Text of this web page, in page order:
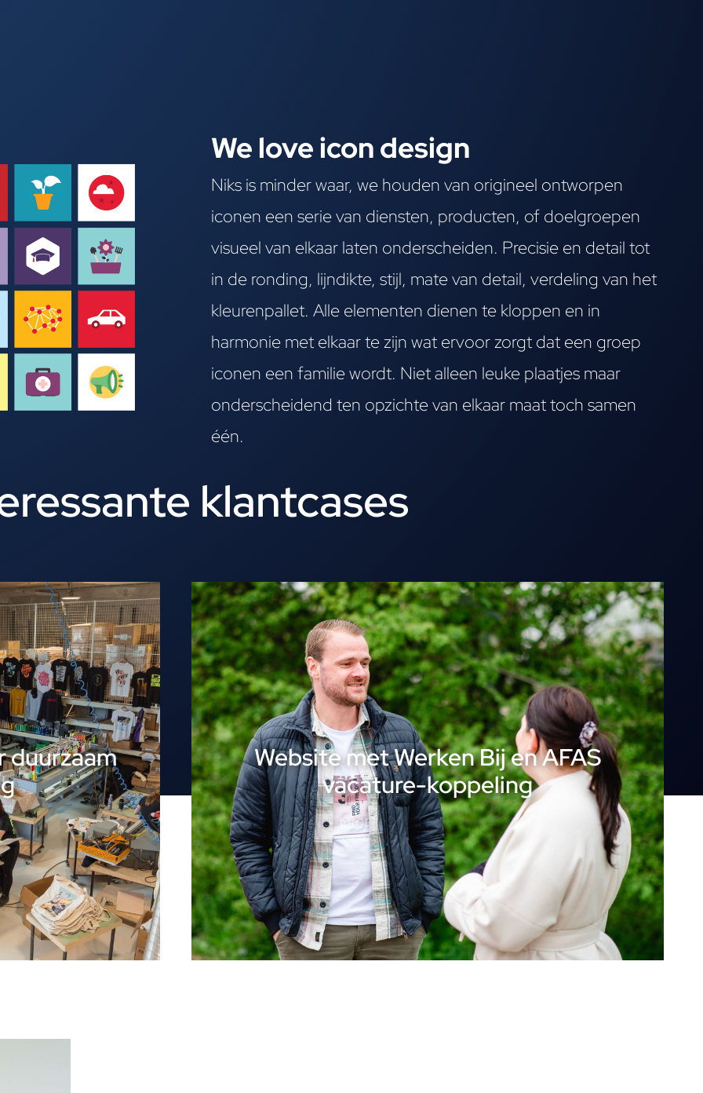
We love icon design
Niks is minder waar, we houden van origineel ontworpen
iconen een serie van diensten, producten, of doelgroepen
visueel van elkaar laten onderscheiden. Precisie en detail tot
in de ronding, lijndikte, stijl, mate van detail, verdeling van het
kleurenpallet. Alle elementen dienen te kloppen en in
harmonie met elkaar te zijn wat ervoor zorgt dat een groep
iconen een familie wordt. Niet alleen leuke plaatjes maar
onderscheidend ten opzichte van elkaar maat toch samen
één.
klantcases
duurzaam
Website met Werken Bij en AFAS
vacature-koppeling